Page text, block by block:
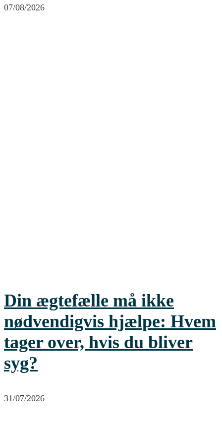
07/08/2026
Din ægtefælle må ikke
nødvendigvis hjælpe: Hvem
tager over, hvis du bliver
syg?
31/07/2026